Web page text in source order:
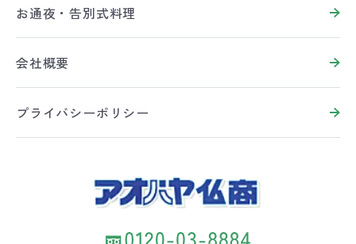
お通夜・告別式料理
会社概要
プライバシーポリシー